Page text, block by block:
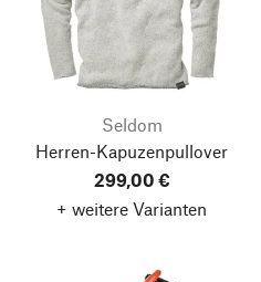
Seldom
Herren-Kapuzenpullover
299,00 €
+ weitere Varianten